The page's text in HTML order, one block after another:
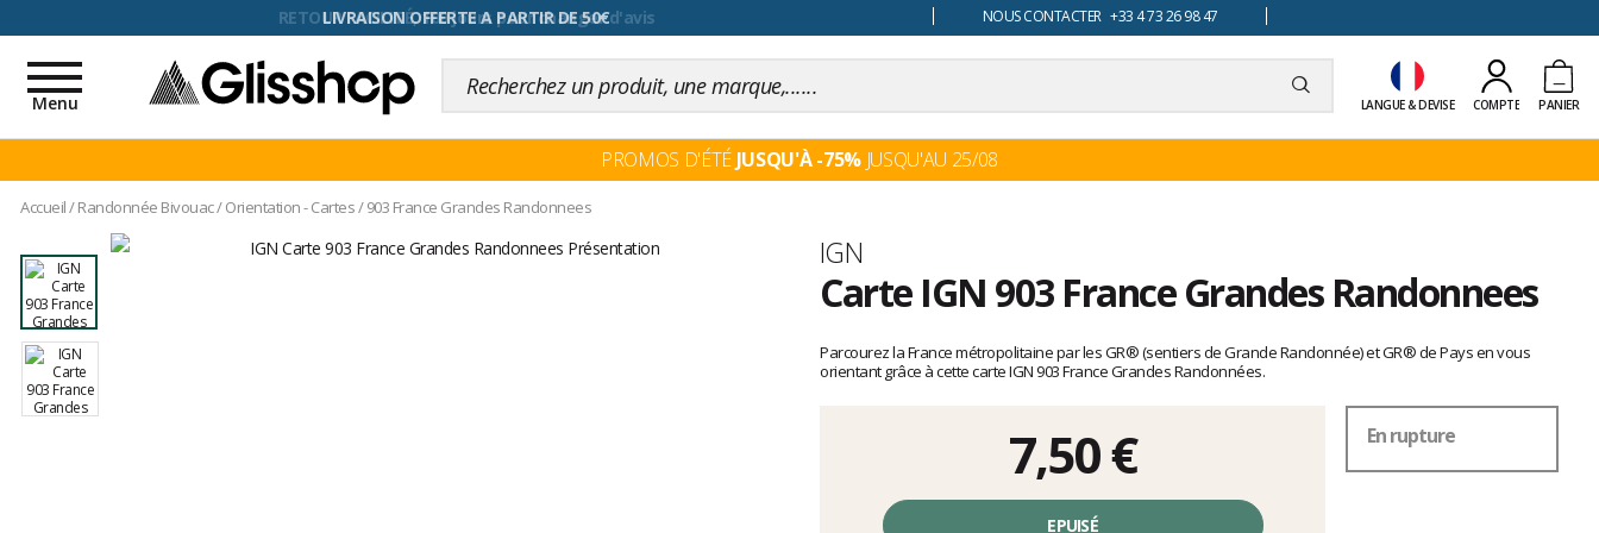
RETOUR FACILITÉ, 100 jours pour changer d'avis NOUS CONTACTER +33 4 73 26 98 47
LANGUE & DEVISE COMPTE PANIER
Toggle
navigation
Menu
PROMOS D'ÉTÉ JUSQU'À -75%JUSQU'AU 25/08
Accueil/Randonnée Bivouac/Orientation - Cartes/903 France Grandes Randonnees
Marque
IGN
Carte IGN 903 France Grandes Randonnees
avis
clients
Parcourez la France métropolitaine par les GR® (sentiers de Grande Randonnée) et GR® de Pays en vous
orientant grâce à cette carte IGN 903 France Grandes Randonnées.
7,50 €
EPUISÉ
En rupture